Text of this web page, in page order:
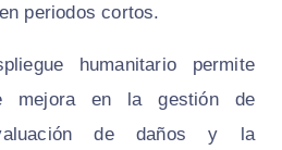
periodos cortos.
humanitario permite
mejora en la gestión de
de daños y la